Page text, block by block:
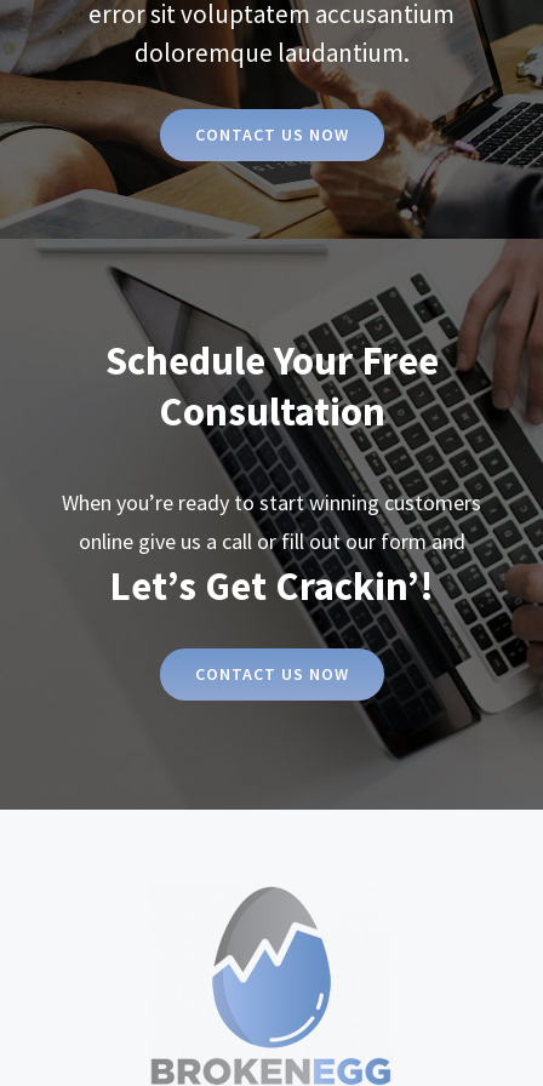
error sit voluptatem accusantium
doloremque laudantium.
CONTACT US NOW
Schedule Your Free
Consultation
When you’re ready to start winning customers
online give us a call or fill out our form and
Let’s Get Crackin’!
CONTACT US NOW